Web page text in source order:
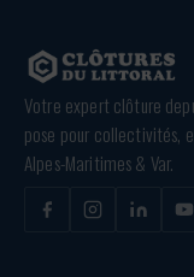
Votre expert clôture
pose pour collectivités,
Alpes-Maritimes & Var.